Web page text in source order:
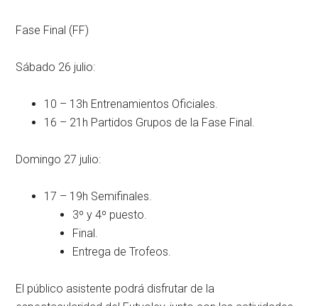
Fase Final (FF)
Sábado 26 julio:
10 – 13h Entrenamientos Oficiales.
16 – 21h Partidos Grupos de la Fase Final.
Domingo 27 julio:
17 – 19h Semifinales.
3º y 4º puesto.
Final.
Entrega de Trofeos.
El público asistente podrá disfrutar de la